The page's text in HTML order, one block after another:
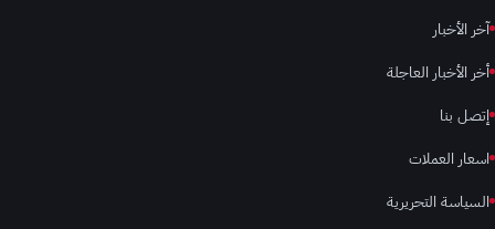
آخر الأخبار
أخر الأخبار العاجلة
إتصل بنا
اسعار العملات
السياسة التحريرية